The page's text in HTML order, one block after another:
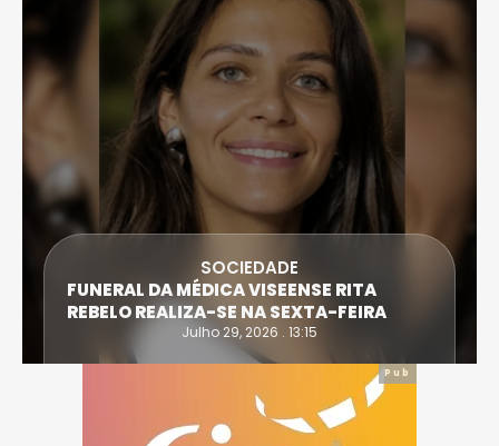
SOCIEDADE
FUNERAL DA MÉDICA VISEENSE RITA
REBELO REALIZA-SE NA SEXTA-FEIRA
Julho 29, 2026 . 13:15
Pub